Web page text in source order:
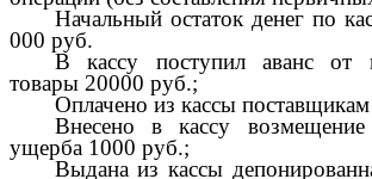
Начальный остаток денег по
000 руб.
В кассу поступил аванс от
товары 20000 руб.;
Оплачено из кассы
Внесено в кассу возмещение
ущерба 1000 руб.;
Выдана из кассы